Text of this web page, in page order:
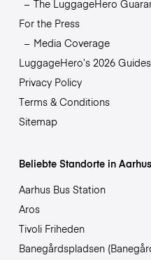
The LuggageHero
For the Press
Media Coverage
LuggageHero’s 2026
Privacy Policy
Terms & Conditions
Sitemap
Beliebte Standorte in Aarhus
Aarhus Bus Station
Aros
Tivoli Friheden
Banegårdspladsen